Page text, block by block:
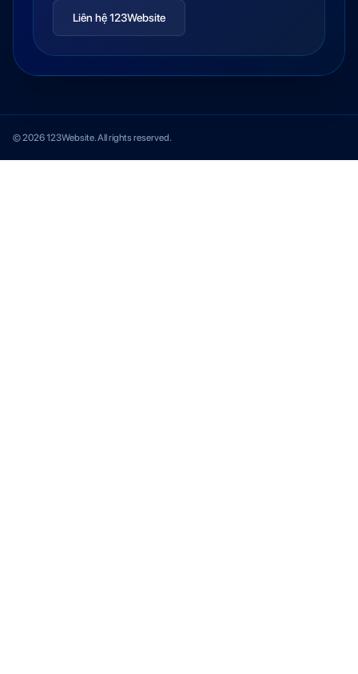
Liên hệ 123Website
© 2026 123Website. All rights reserved.